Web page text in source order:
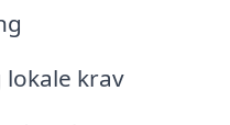
krav